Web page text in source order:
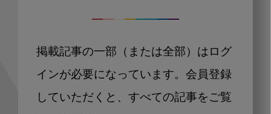
掲載記事の一部（または全部）はログ
インが必要になっています。会員登録
していただくと、すべての記事をご覧